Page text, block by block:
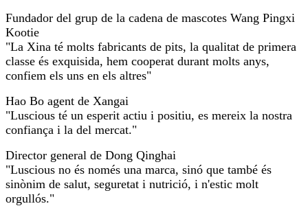
Fundador del grup de la cadena de mascotes Wang Pingxi
Kootie
"La Xina té molts fabricants de pits, la qualitat de primera
classe és exquisida, hem cooperat durant molts anys,
confiem els uns en els altres"
Hao Bo agent de Xangai
"Luscious té un esperit actiu i positiu, es mereix la nostra
confiança i la del mercat."
Director general de Dong Qinghai
"Luscious no és només una marca, sinó que també és
sinònim de salut, seguretat i nutrició, i n'estic molt
orgullós."